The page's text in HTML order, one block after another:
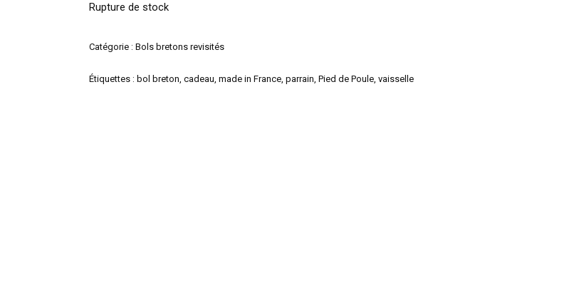
Rupture de stock
Catégorie :Bols bretons revisités
Étiquettes : bol breton,cadeau,made in France,parrain,Pied de Poule,vaisselle